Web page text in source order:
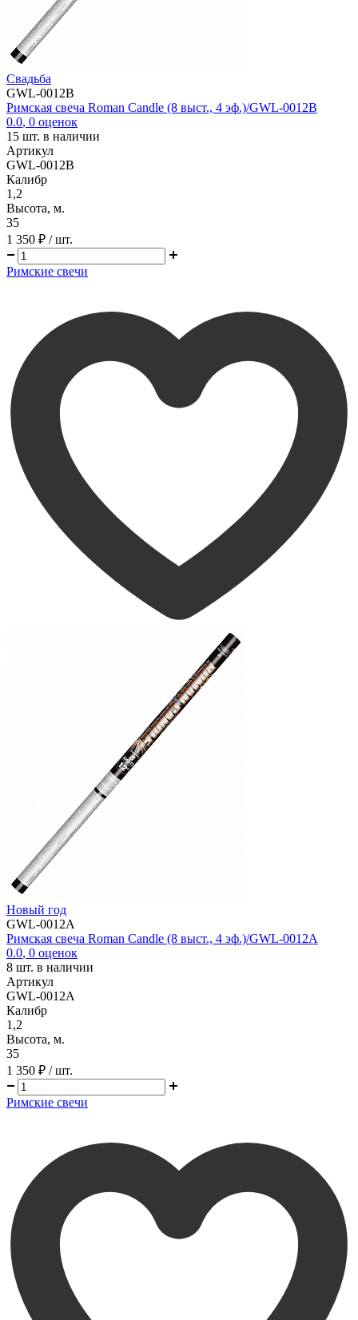
Свадьба
GWL-0012B
Римская свеча Roman Candle (8 выст., 4 эф.)/GWL-0012B
0.0, 0 оценок
15 шт. в наличии
Артикул
GWL-0012B
Калибр
1,2
Высота, м.
35
1 350 ₽ / шт.
Римские свечи
Новый год
GWL-0012A
Римская свеча Roman Candle (8 выст., 4 эф.)/GWL-0012A
0.0, 0 оценок
8 шт. в наличии
Артикул
GWL-0012A
Калибр
1,2
Высота, м.
35
1 350 ₽ / шт.
Римские свечи